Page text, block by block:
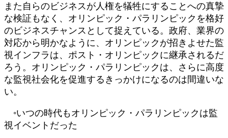
また自らのビジネスが人権を犠牲にすることへの真摯
な検証もなく、オリンピック・パラリンピックを格好
のビジネスチャンスとして捉えている。政府、業界の
対応から明かなように、オリンピックが招きよせた監
視インフラは、ポスト・オリンピックに継承されるだ
ろう。オリンピック・パラリンピックは、さらに高度
な監視社会化を促進するきっかけになるのは間違いな
い。
◦いつの時代もオリンピック・パラリンピックは監
視イベントだった